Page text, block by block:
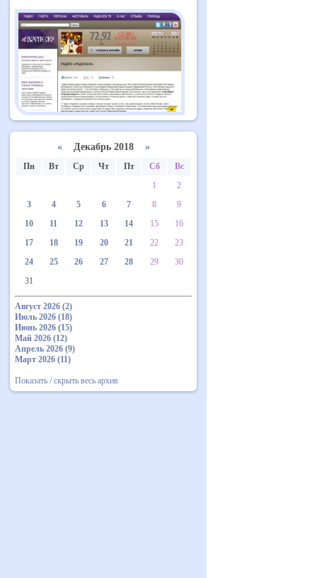
«Декабрь 2018 »
Пн Вт Ср Чт Пт Сб
Вс
1
2
3
4 5 6 7 8
9
10
11 12 13 14 15
16
17
18 19 20 21 22
23
24
25 26 27 28 29
30
31
Август 2026 (2)
Июль 2026 (18)
Июнь 2026 (15)
Май 2026 (12)
Апрель 2026 (9)
Март 2026 (11)
Показать / скрыть весь архив